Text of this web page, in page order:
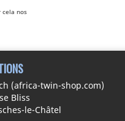
cela nos
(africa-twin-shop.com)
Bliss
le-Châtel